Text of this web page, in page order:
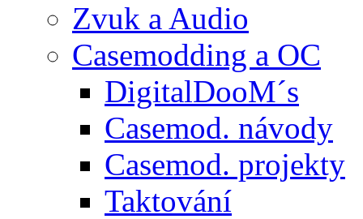
Zvuk a Audio
Casemodding a OC
DigitalDooM´s
Casemod. návody
Casemod. projekty
Taktování